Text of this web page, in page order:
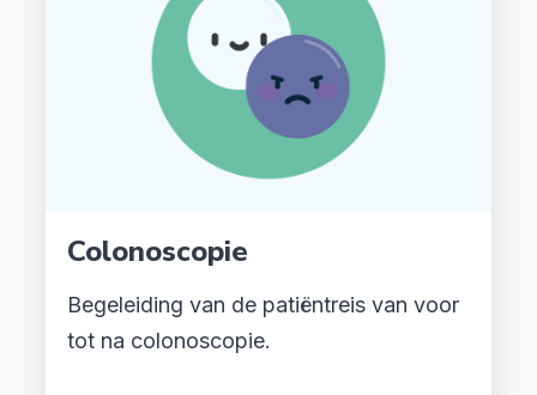
Colonoscopie
Begeleiding van de patiëntreis van voor
tot na colonoscopie.